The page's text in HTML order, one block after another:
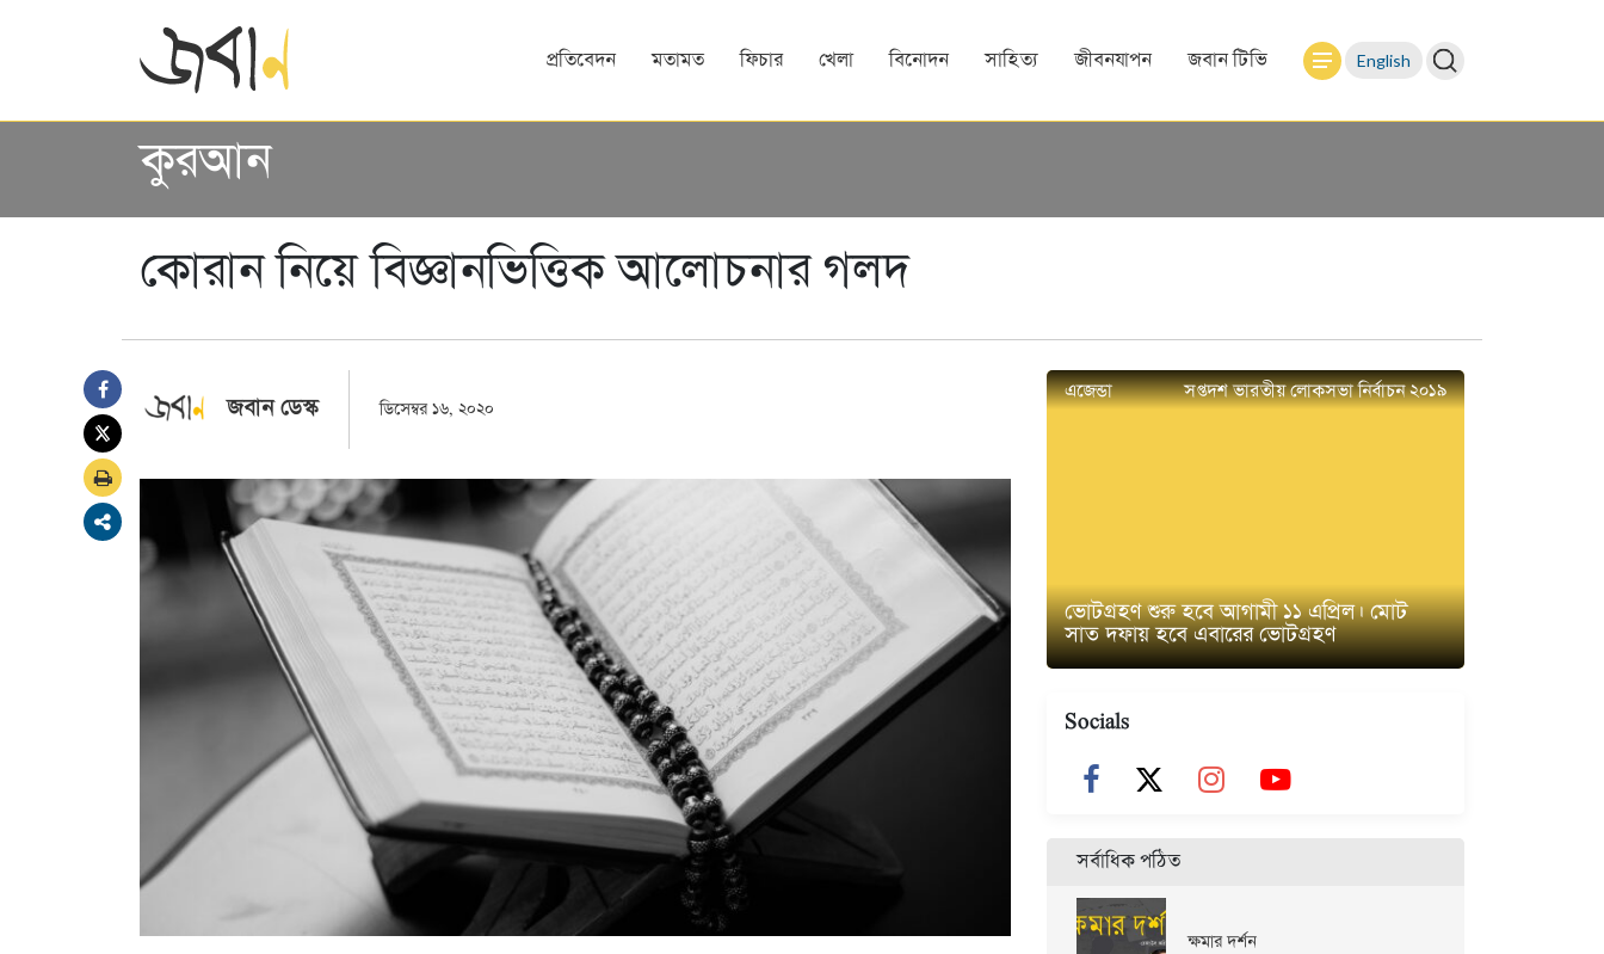
প্রতিবেদন মতামত ফিচার খেলা বিনোদন সাহিত্য জীবনযাপন জবান টিভি English
কুরআন
কোরান নিয়ে বিজ্ঞানভিত্তিক আলোচনার গলদ
জবান ডেস্ক ডিসেম্বর ১৬, ২০২০
এজেন্ডা সপ্তদশ ভারতীয় লোকসভা নির্বাচন ২০১৯
ভোটগ্রহণ শুরু হবে আগামী ১১ এপ্রিল। মোট
সাত দফায় হবে এবারের ভোটগ্রহণ
Socials
সর্বাধিক পঠিত
ক্ষমার দর্শন